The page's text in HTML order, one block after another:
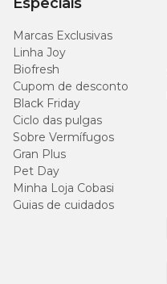
Marcas Exclusivas
Linha Joy
Biofresh
Cupom de desconto
Black Friday
Ciclo das pulgas
Sobre Vermífugos
Gran Plus
Pet Day
Minha Loja Cobasi
Guias de cuidados